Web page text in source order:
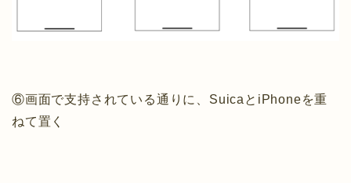
⑥画面で支持されている通りに、SuicaとiPhoneを重
ねて置く